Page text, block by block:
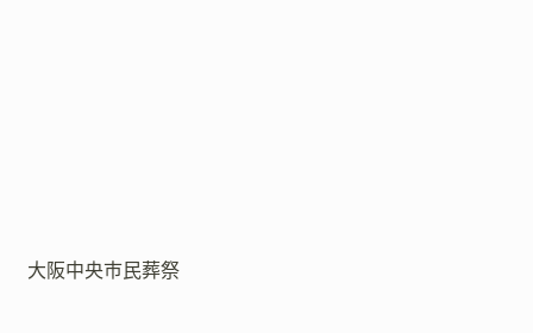
大阪中央市民葬祭